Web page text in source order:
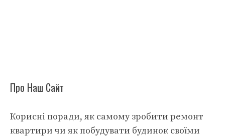
Про Наш Сайт
Корисні поради, як самому зробити ремонт
квартири чи як побудувати будинок своїми